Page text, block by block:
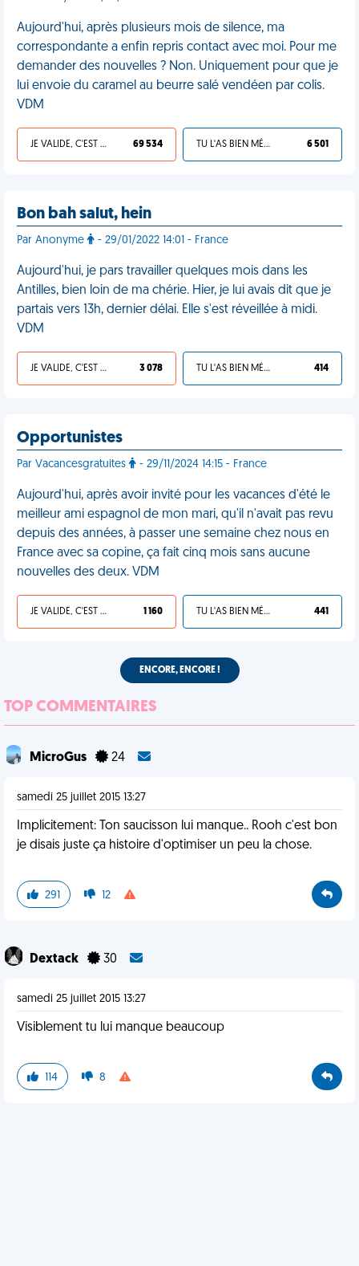
Aujourd'hui, après plusieurs mois de silence, ma
correspondante a enfin repris contact avec moi. Pour me
demander des nouvelles ? Non. Uniquement pour que je
lui envoie du caramel au beurre salé vendéen par colis.
VDM
JE VALIDE, C'EST UNE VDM 69 534 TU L'AS BIEN MÉRITÉ 6 501
Bon bah salut, hein
Par Anonyme - 29/01/2022 14:01 - France
Aujourd'hui, je pars travailler quelques mois dans les
Antilles, bien loin de ma chérie. Hier, je lui avais dit que je
partais vers 13h, dernier délai. Elle s'est réveillée à midi.
VDM
JE VALIDE, C'EST UNE VDM 3 078 TU L'AS BIEN MÉRITÉ 414
Opportunistes
Par Vacancesgratuites - 29/11/2024 14:15 - France
Aujourd'hui, après avoir invité pour les vacances d'été le
meilleur ami espagnol de mon mari, qu'il n'avait pas revu
depuis des années, à passer une semaine chez nous en
France avec sa copine, ça fait cinq mois sans aucune
nouvelles des deux. VDM
JE VALIDE, C'EST UNE VDM 1 160 TU L'AS BIEN MÉRITÉ 441
ENCORE, ENCORE !
TOP COMMENTAIRES
MicroGus 24
samedi 25 juillet 2015 13:27
Implicitement: Ton saucisson lui manque.. Rooh c'est bon
je disais juste ça histoire d'optimiser un peu la chose.
291 12
Dextack 30
samedi 25 juillet 2015 13:27
Visiblement tu lui manque beaucoup
114 8